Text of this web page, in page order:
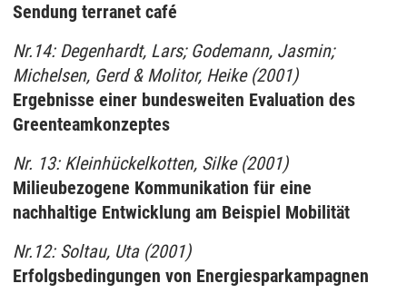
Sendung terranet café
Nr.14: Degenhardt, Lars; Godemann, Jasmin;
Michelsen, Gerd & Molitor, Heike (2001)
Ergebnisse einer bundesweiten Evaluation des
Greenteamkonzeptes
Nr. 13: Kleinhückelkotten, Silke (2001)
Milieubezogene Kommunikation für eine
nachhaltige Entwicklung am Beispiel Mobilität
Nr.12: Soltau, Uta (2001)
Erfolgsbedingungen von Energiesparkampagnen